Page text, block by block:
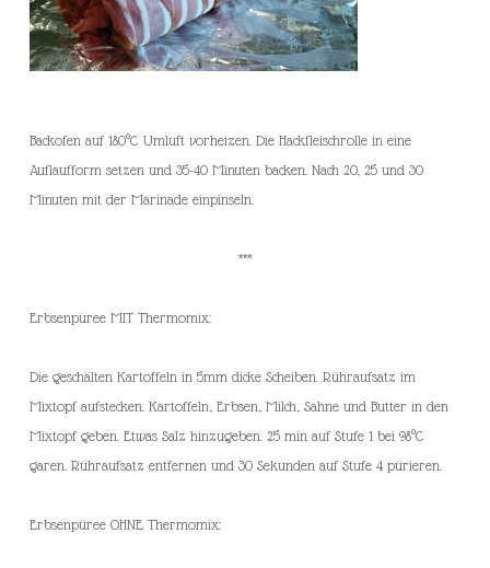
Backofen auf 180°C Umluft vorheizen. Die Hackfleischrolle in eine
Auflaufform setzen und 35-40 Minuten backen. Nach 20, 25 und 30
Minuten mit der Marinade einpinseln.
***
Erbsenpüree MIT Thermomix:
Die geschälten Kartoffeln in 5mm dicke Scheiben. Rühraufsatz im
Mixtopf aufstecken. Kartoffeln, Erbsen, Milch, Sahne und Butter in den
Mixtopf geben. Etwas Salz hinzugeben. 25 min auf Stufe 1 bei 98°C
garen. Rühraufsatz entfernen und 30 Sekunden auf Stufe 4 pürieren.
Erbsenpüree OHNE Thermomix: